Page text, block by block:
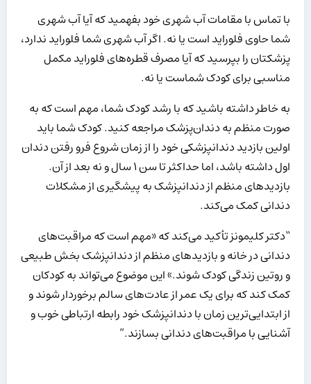
با تماس با مقامات آب شهری خود بفهمید که آیا آب شهری
شما حاوی فلوراید است یا نه. اگر آب شهری شما فلوراید ندارد،
پزشکتان را بپرسید که آیا مصرف قطره‌های فلوراید مکمل
مناسبی برای کودک شماست یا نه.
به خاطر داشته باشید که با رشد کودک شما، مهم است که به
صورت منظم به دندان‌پزشک مراجعه کنید. کودک شما باید
اولین بازدید دندانپزشکی خود را از زمان شروع فرو رفتن دندان
اول داشته باشد، اما حداکثر تا سن ۱ سال و نه بعد از آن.
بازدیدهای منظم از دندانپزشک به پیشگیری از مشکلات
دندانی کمک می‌کند.
“دکتر کلیمونز تأکید می‌کند که «مهم است که مراقبت‌های
دندانی در خانه و بازدیدهای منظم از دندانپزشک بخش طبیعی
و روتین زندگی کودک شوند.» این موضوع می‌تواند به کودکان
کمک کند که برای یک عمر از عادت‌های سالم برخوردار شوند و
از ابتدایی‌ترین زمان با دندانپزشک خود رابطه ارتباطی خوب و
آشنایی با مراقبت‌های دندانی بسازند.”